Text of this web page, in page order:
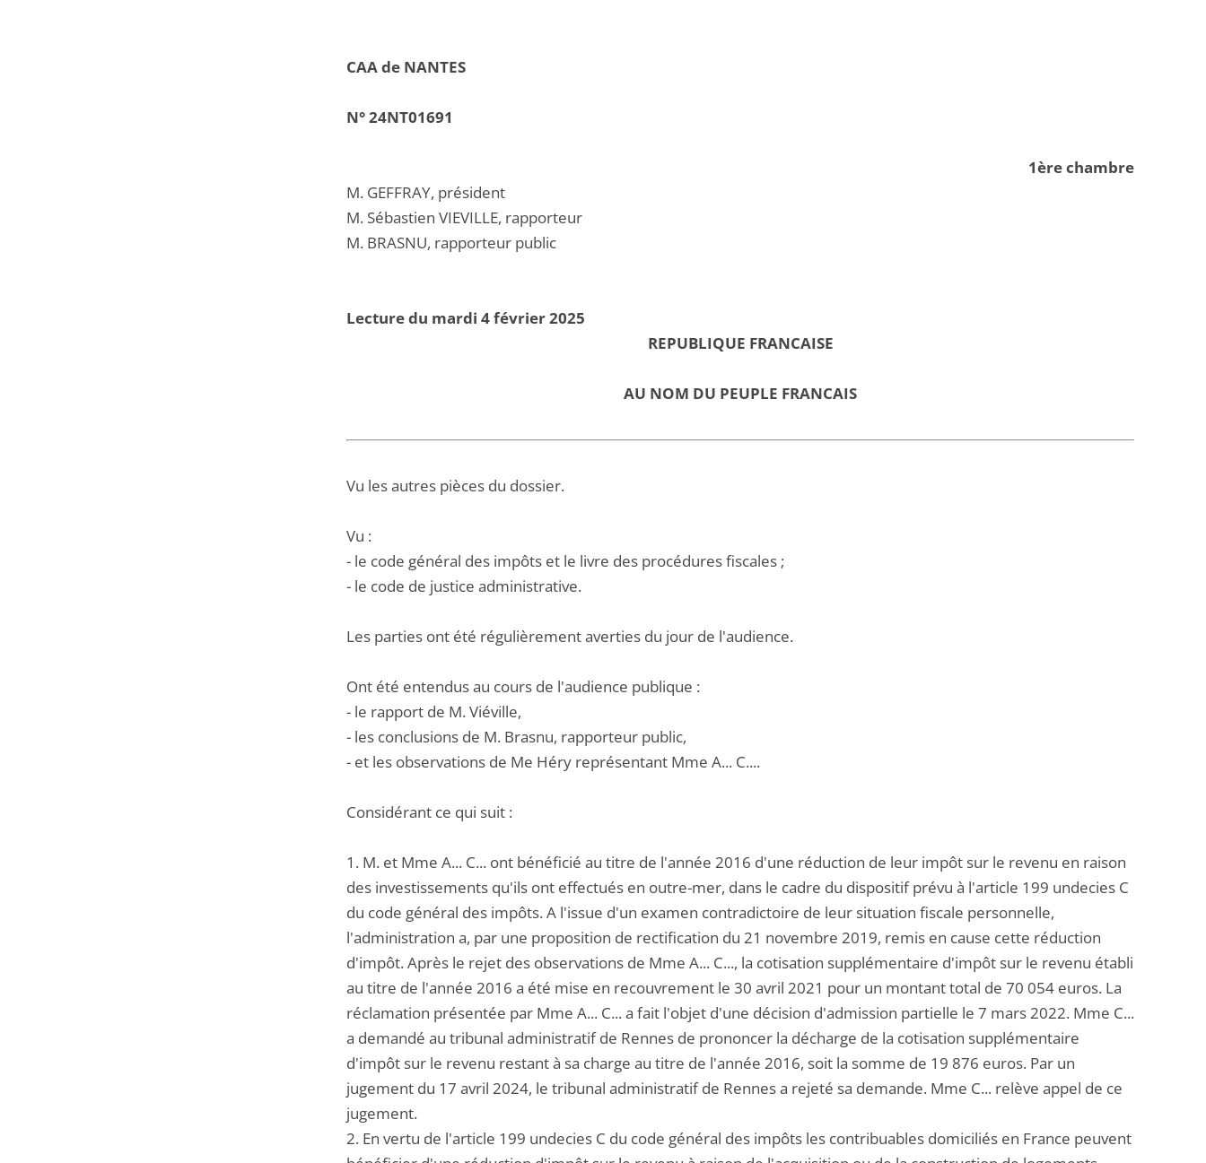
CAA de NANTES
N° 24NT01691
1ère chambre
M. GEFFRAY, président
M. Sébastien VIEVILLE, rapporteur
M. BRASNU, rapporteur public
Lecture du mardi 4 février 2025
REPUBLIQUE FRANCAISE
AU NOM DU PEUPLE FRANCAIS
Vu les autres pièces du dossier.
Vu :
- le code général des impôts et le livre des procédures fiscales ;
- le code de justice administrative.
Les parties ont été régulièrement averties du jour de l'audience.
Ont été entendus au cours de l'audience publique :
- le rapport de M. Viéville,
- les conclusions de M. Brasnu, rapporteur public,
- et les observations de Me Héry représentant Mme A... C....
Considérant ce qui suit :
1. M. et Mme A... C... ont bénéficié au titre de l'année 2016 d'une réduction de leur impôt sur le revenu en raison
des investissements qu'ils ont effectués en outre-mer, dans le cadre du dispositif prévu à l'article 199 undecies C
du code général des impôts. A l'issue d'un examen contradictoire de leur situation fiscale personnelle,
l'administration a, par une proposition de rectification du 21 novembre 2019, remis en cause cette réduction
d'impôt. Après le rejet des observations de Mme A... C..., la cotisation supplémentaire d'impôt sur le revenu établi
au titre de l'année 2016 a été mise en recouvrement le 30 avril 2021 pour un montant total de 70 054 euros. La
réclamation présentée par Mme A... C... a fait l'objet d'une décision d'admission partielle le 7 mars 2022. Mme C...
a demandé au tribunal administratif de Rennes de prononcer la décharge de la cotisation supplémentaire
d'impôt sur le revenu restant à sa charge au titre de l'année 2016, soit la somme de 19 876 euros. Par un
jugement du 17 avril 2024, le tribunal administratif de Rennes a rejeté sa demande. Mme C... relève appel de ce
jugement.
2. En vertu de l'article 199 undecies C du code général des impôts les contribuables domiciliés en France peuvent